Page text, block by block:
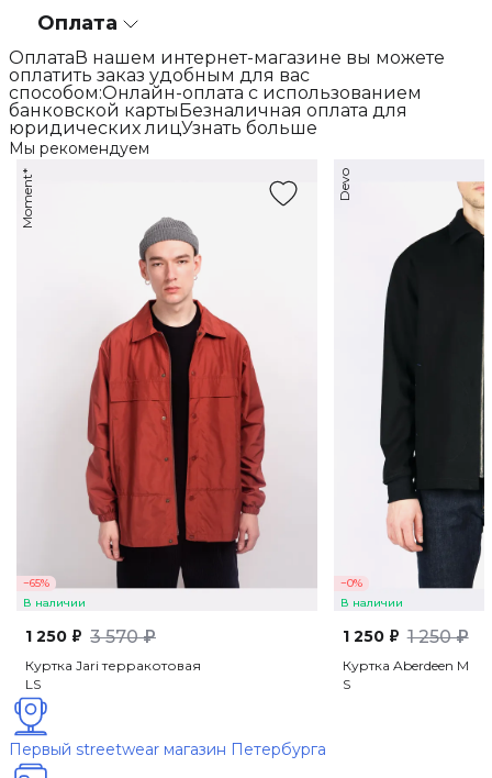
Оплата
ОплатаВ нашем интернет-магазине вы можете
оплатить заказ удобным для вас
способом:Онлайн-оплата с использованием
банковской картыБезналичная оплата для
юридических лицУзнать больше
Мы рекомендуем
−65%
В наличии
Moment*
1 250 ₽ 3 570 ₽
Куртка Jari терракотовая
L S
−0%
В наличии
Devo
1 250 ₽ 1 250 ₽
Куртка Aberdeen M
S
Первый streetwear магазин Петербурга